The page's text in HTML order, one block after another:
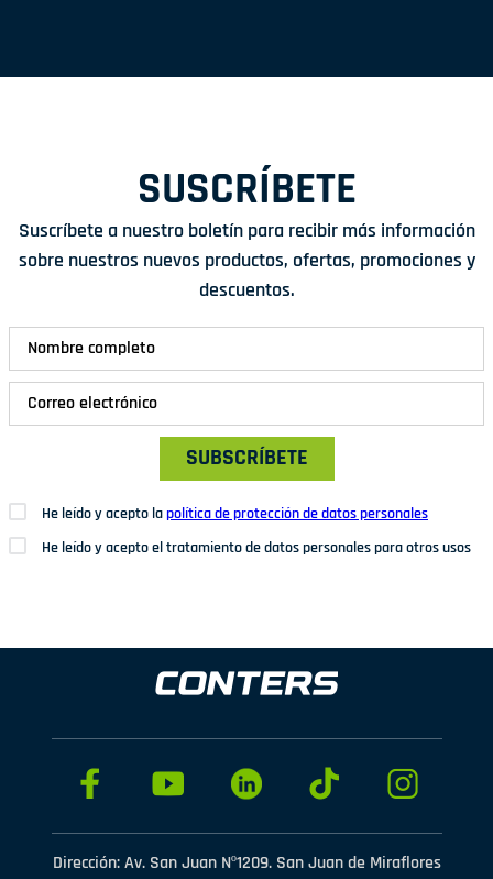
SUSCRÍBETE
Suscríbete a nuestro boletín para recibir más información
sobre nuestros nuevos productos, ofertas, promociones y
descuentos.
SUBSCRÍBETE
He leído y acepto lapolítica de protección de datos personales
He leído y acepto el tratamiento de datos personales para otros usos
Dirección: Av. San Juan Nº1209. San Juan de Miraflores